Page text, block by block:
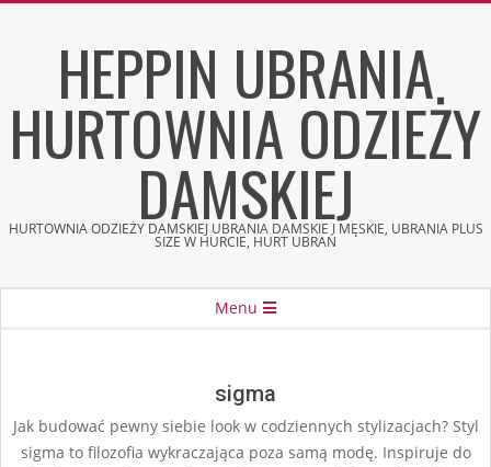
HEPPIN UBRANIA
HURTOWNIA ODZIEŻY
DAMSKIEJ
HURTOWNIA ODZIEŻY DAMSKIEJ UBRANIA DAMSKIE I MĘSKIE, UBRANIA PLUS
SIZE W HURCIE, HURT UBRAŃ
Menu
sigma
Jak budować pewny siebie look w codziennych stylizacjach? Styl
sigma to filozofia wykraczająca poza samą modę. Inspiruje do